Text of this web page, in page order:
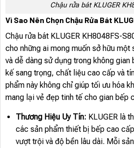
Chậu rửa bát KLUGER
Vì Sao Nên Chọn Chậu Rửa Bát
Chậu rửa bát KLUGER KH8048FS-
cho những ai mong muốn sở hữu
và dễ dàng sử dụng trong không
kế sang trọng, chất liệu cao cấp và
phẩm này không chỉ giúp tối ưu hóa
mang lại vẻ đẹp tinh tế cho gian bếp
Thương Hiệu Uy Tín: KLUGER là
các sản phẩm thiết bị bếp cao
vượt trội và độ bền lâu dài. Mỗi